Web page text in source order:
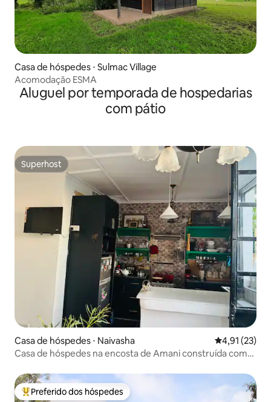
Casa de hóspedes ⋅ Sulmac Village
Acomodação ESMA
Aluguel por temporada de hospedarias
com pátio
Superhost
Superhost
Casa de hóspedes ⋅ Naivasha 4,91 de uma
4,91 (23)
Casa de hóspedes na encosta de Amani construída com
Entre os melhores preferidos dos hóspedes
Preferido dos hóspedes